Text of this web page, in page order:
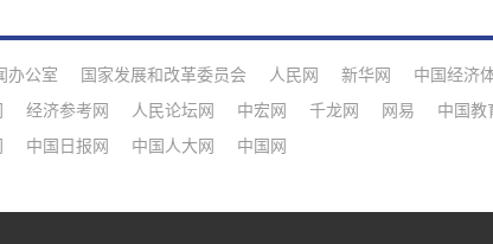
办公室 国家发展和改革委员会 人民网 新华网 中国经济
经济参考网 人民论坛网 中宏网 千龙网 网易 中国教
中国日报网 中国人大网 中国网